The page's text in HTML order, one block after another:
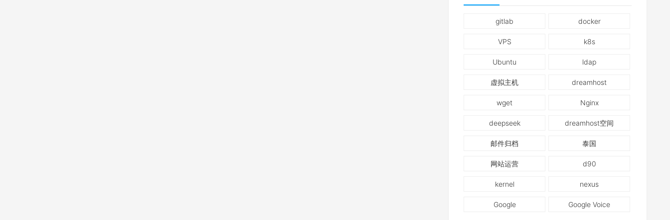
gitlab docker
VPS k8s
Ubuntu ldap
虚拟主机 dreamhost
wget Nginx
deepseek dreamhost空间
邮件归档 泰国
网站运营 d90
kernel nexus
Google Google Voice